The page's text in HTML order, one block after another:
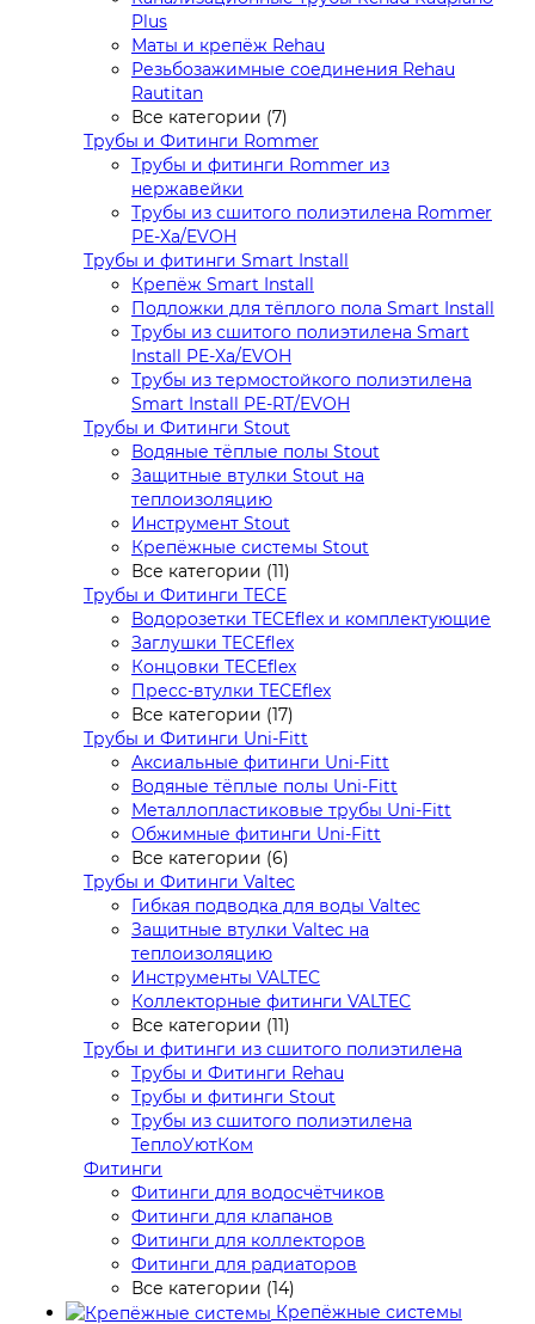
Plus
Маты и крепёж Rehau
Резьбозажимные соединения Rehau
Rautitan
Все категории (7)
Трубы и Фитинги Rommer
Трубы и фитинги Rommer из
нержавейки
Трубы из сшитого полиэтилена Rommer
PE-Xa/EVOH
Трубы и фитинги Smart Install
Крепёж Smart Install
Подложки для тёплого пола Smart Install
Трубы из сшитого полиэтилена Smart
Install PE-Xa/EVOH
Трубы из термостойкого полиэтилена
Smart Install PE-RT/EVOH
Трубы и Фитинги Stout
Водяные тёплые полы Stout
Защитные втулки Stout на
теплоизоляцию
Инструмент Stout
Крепёжные системы Stout
Все категории (11)
Трубы и Фитинги TECE
Водорозетки TECEflex и комплектующие
Заглушки TECEflex
Концовки TECEflex
Пресс-втулки TECEflex
Все категории (17)
Трубы и Фитинги Uni-Fitt
Аксиальные фитинги Uni-Fitt
Водяные тёплые полы Uni-Fitt
Металлопластиковые трубы Uni-Fitt
Обжимные фитинги Uni-Fitt
Все категории (6)
Трубы и Фитинги Valtec
Гибкая подводка для воды Valtec
Защитные втулки Valtec на
теплоизоляцию
Инструменты VALTEC
Коллекторные фитинги VALTEC
Все категории (11)
Трубы и фитинги из сшитого полиэтилена
Трубы и Фитинги Rehau
Трубы и фитинги Stout
Трубы из сшитого полиэтилена
ТеплоУютКом
Фитинги
Фитинги для водосчётчиков
Фитинги для клапанов
Фитинги для коллекторов
Фитинги для радиаторов
Все категории (14)
Крепёжные системы